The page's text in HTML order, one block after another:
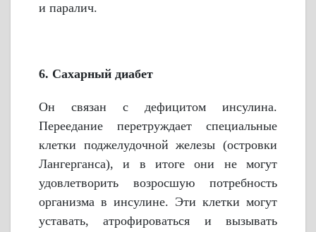
и паралич.
6. Сахарный диабет
Он связан с дефицитом инсулина.
Переедание перетруждает специальные
клетки поджелудочной железы (островки
Лангерганса), и в итоге они не могут
удовлетворить возросшую потребность
организма в инсулине. Эти клетки могут
уставать, атрофироваться и вызывать